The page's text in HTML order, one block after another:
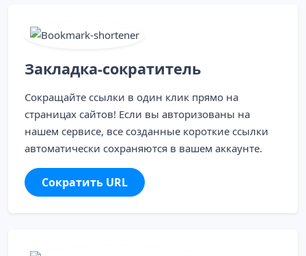
Закладка-сократитель
Сокращайте ссылки в один клик прямо на
страницах сайтов! Если вы авторизованы на
нашем сервисе, все созданные короткие ссылки
автоматически сохраняются в вашем аккаунте.
Сократить URL